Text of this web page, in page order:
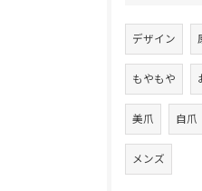
デザイン
もやもや
美爪 自爪
メンズ